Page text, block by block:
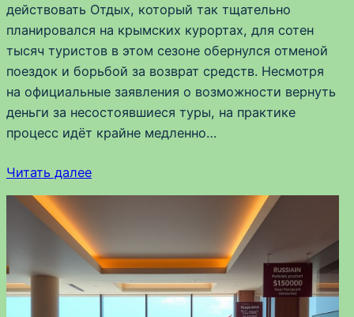
действовать Отдых, который так тщательно
планировался на крымских курортах, для сотен
тысяч туристов в этом сезоне обернулся отменой
поездок и борьбой за возврат средств. Несмотря
на официальные заявления о возможности вернуть
деньги за несостоявшиеся туры, на практике
процесс идёт крайне медленно…
Читать далее